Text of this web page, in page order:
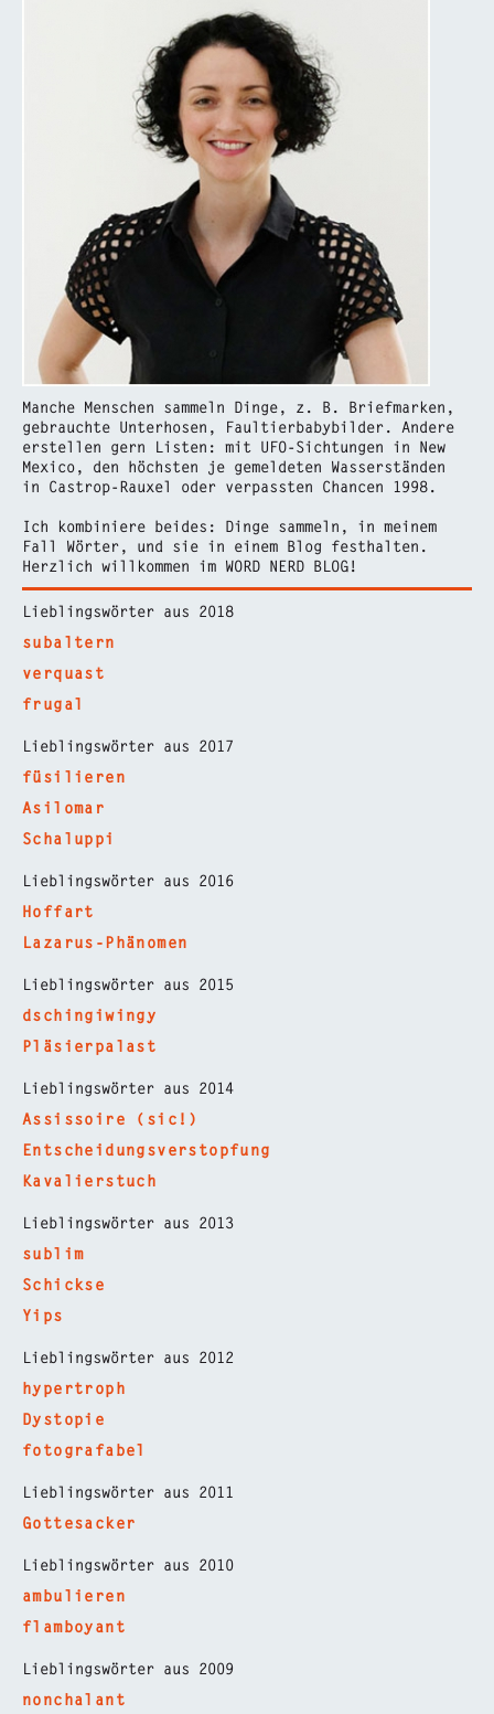
Manche Menschen sammeln Dinge, z. B. Briefmarken,
gebrauchte Unterhosen, Faultierbabybilder. Andere
erstellen gern Listen: mit UFO-Sichtungen in New
Mexico, den höchsten je gemeldeten Wasserständen
in Castrop-Rauxel oder verpassten Chancen 1998.
Ich kombiniere beides: Dinge sammeln, in meinem
Fall Wörter, und sie in einem Blog festhalten.
Herzlich willkommen im WORD NERD BLOG!
Lieblingswörter aus 2018
subaltern
verquast
frugal
Lieblingswörter aus 2017
füsilieren
Asilomar
Schaluppi
Lieblingswörter aus 2016
Hoffart
Lazarus-Phänomen
Lieblingswörter aus 2015
dschingiwingy
Pläsierpalast
Lieblingswörter aus 2014
Assissoire (sic!)
Entscheidungsverstopfung
Kavalierstuch
Lieblingswörter aus 2013
sublim
Schickse
Yips
Lieblingswörter aus 2012
hypertroph
Dystopie
fotografabel
Lieblingswörter aus 2011
Gottesacker
Lieblingswörter aus 2010
ambulieren
flamboyant
Lieblingswörter aus 2009
nonchalant